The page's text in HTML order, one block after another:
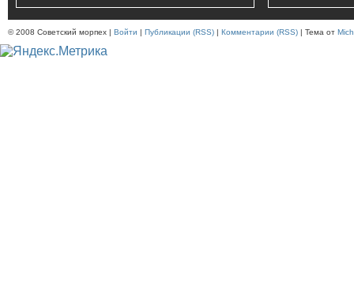
© 2008 Советский морпех | Войти | Публикации (RSS) | Комментарии (RSS) | Тема от